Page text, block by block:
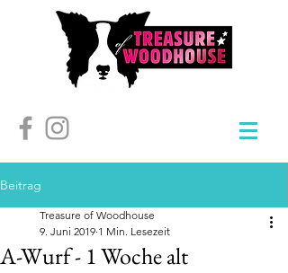
Beitrag
A-Wurf - 1 Woche alt
Treasure of Woodhouse
9. Juni 2019 1 Min. Lesezeit